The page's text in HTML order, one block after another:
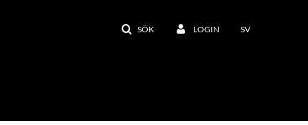
SÖK LOGIN SV